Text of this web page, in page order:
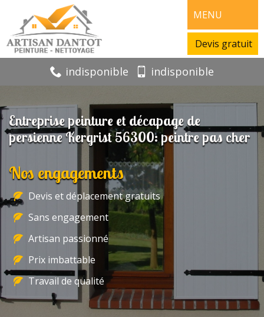
MENU
Devis gratuit
indisponible indisponible
Entreprise peinture et décapage de
persienne Kergrist 56300: peintre pas cher
Nos engagements
Devis et déplacement gratuits
Sans engagement
Artisan passionné
Prix imbattable
Travail de qualité